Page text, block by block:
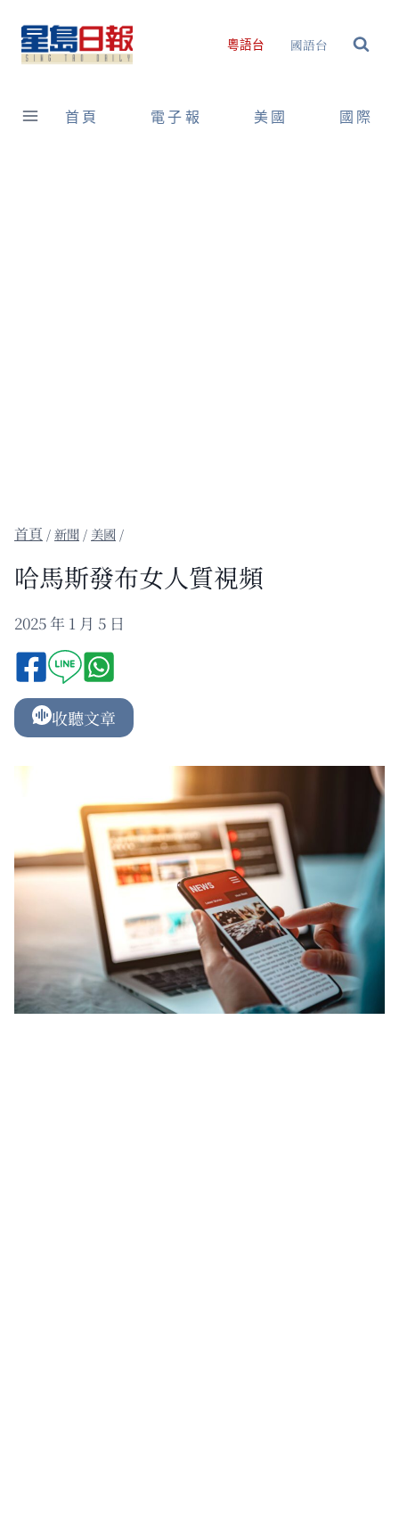
content
粵語台 國語台
首頁 電子報 美國 國際
/新聞 / 美國 /
哈馬斯發布女人質視頻
2025 年 1 月 5 日
收聽文章